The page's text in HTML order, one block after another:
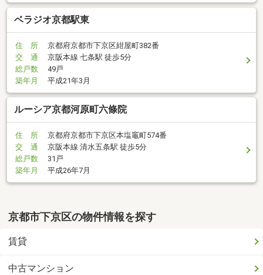
ベラジオ京都駅東
住 所
京都府京都市下京区紺屋町382番
交 通
京阪本線 七条駅 徒歩5分
総戸数
49戸
築年月
平成21年3月
ルーシア京都河原町六條院
住 所
京都府京都市下京区本塩竈町574番
交 通
京阪本線 清水五条駅 徒歩5分
総戸数
31戸
築年月
平成26年7月
京都市下京区の物件情報を探す
賃貸
中古マンション